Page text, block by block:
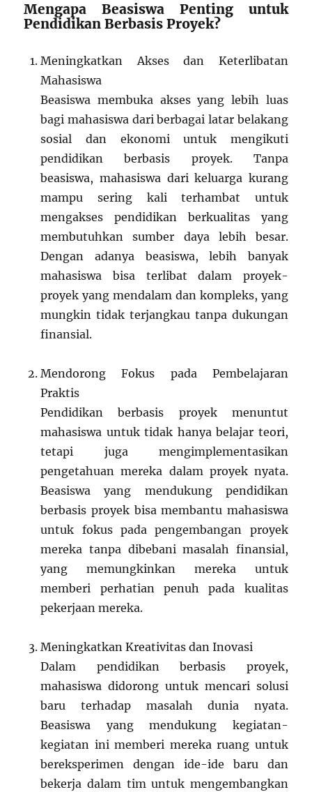
Mengapa Beasiswa Penting untuk
Pendidikan Berbasis Proyek?
Meningkatkan Akses dan Keterlibatan
Mahasiswa
Beasiswa membuka akses yang lebih luas
bagi mahasiswa dari berbagai latar belakang
sosial dan ekonomi untuk mengikuti
pendidikan berbasis proyek. Tanpa
beasiswa, mahasiswa dari keluarga kurang
mampu sering kali terhambat untuk
mengakses pendidikan berkualitas yang
membutuhkan sumber daya lebih besar.
Dengan adanya beasiswa, lebih banyak
mahasiswa bisa terlibat dalam proyek-
proyek yang mendalam dan kompleks, yang
mungkin tidak terjangkau tanpa dukungan
finansial.
Mendorong Fokus pada Pembelajaran
Praktis
Pendidikan berbasis proyek menuntut
mahasiswa untuk tidak hanya belajar teori,
tetapi juga mengimplementasikan
pengetahuan mereka dalam proyek nyata.
Beasiswa yang mendukung pendidikan
berbasis proyek bisa membantu mahasiswa
untuk fokus pada pengembangan proyek
mereka tanpa dibebani masalah finansial,
yang memungkinkan mereka untuk
memberi perhatian penuh pada kualitas
pekerjaan mereka.
Meningkatkan Kreativitas dan Inovasi
Dalam pendidikan berbasis proyek,
mahasiswa didorong untuk mencari solusi
baru terhadap masalah dunia nyata.
Beasiswa yang mendukung kegiatan-
kegiatan ini memberi mereka ruang untuk
bereksperimen dengan ide-ide baru dan
bekerja dalam tim untuk mengembangkan